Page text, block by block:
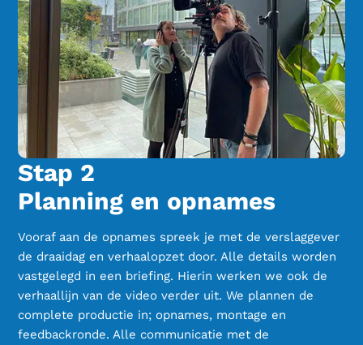
Stap 2
Planning en opnames
Vooraf aan de opnames spreek je met de verslaggever
de draaidag en verhaalopzet door. Alle details worden
vastgelegd in een briefing. Hierin werken we ook de
verhaallijn van de video verder uit. We plannen de
complete productie in; opnames, montage en
feedbackronde. Alle communicatie met de